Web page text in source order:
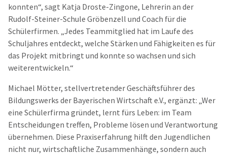
konnten“, sagt Katja Droste-Zingone, Lehrerin an der
Rudolf-Steiner-Schule Gröbenzell und Coach für die
Schülerfirmen. „Jedes Teammitglied hat im Laufe des
Schuljahres entdeckt, welche Stärken und Fähigkeiten es für
das Projekt mitbringt und konnte so wachsen und sich
weiterentwickeln.“
Michael Mötter, stellvertretender Geschäftsführer des
Bildungswerks der Bayerischen Wirtschaft e.V., ergänzt: „Wer
eine Schülerfirma gründet, lernt fürs Leben: im Team
Entscheidungen treffen, Probleme lösen und Verantwortung
übernehmen. Diese Praxiserfahrung hilft den Jugendlichen
nicht nur, wirtschaftliche Zusammenhänge, sondern auch